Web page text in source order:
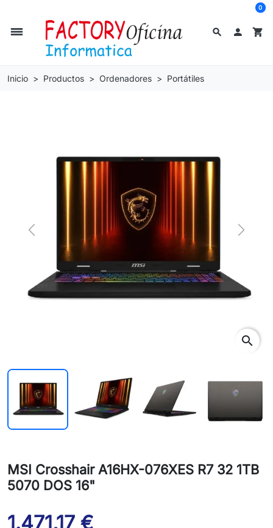
search
dehaze  shopping_cart
0
Inicio Productos Ordenadores Portátiles
Previous Next
search
MSI Crosshair A16HX-076XES R7 32 1TB
5070 DOS 16"
1.471,17 €